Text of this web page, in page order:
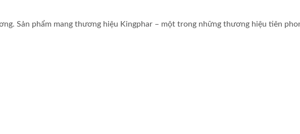
Sản phẩm mang thương hiệu Kingphar – một trong những thương hiệu tiên